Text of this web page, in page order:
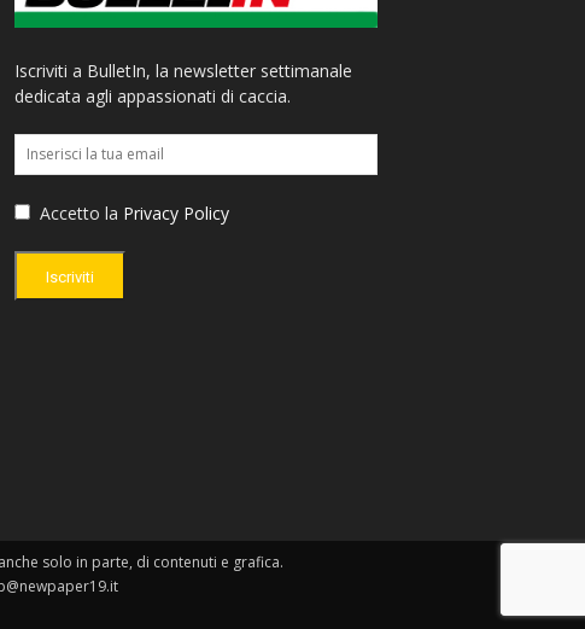
Iscriviti a BulletIn, la newsletter settimanale
dedicata agli appassionati di caccia.
Accetto la Privacy Policy
Iscriviti
solo in parte, di contenuti e grafica.